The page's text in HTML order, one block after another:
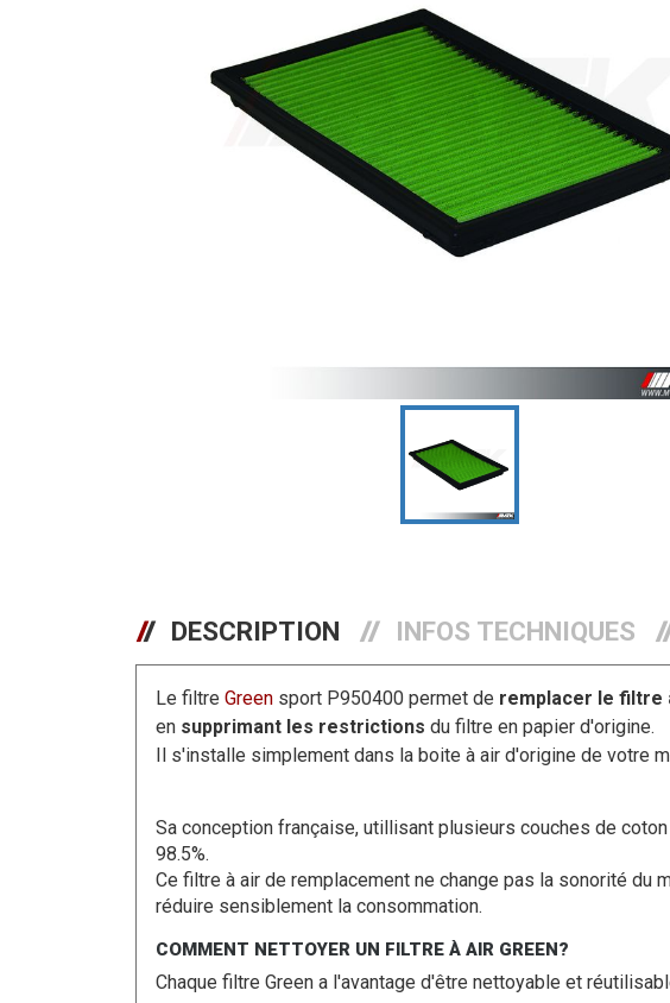
DESCRIPTION INFOS TECHNIQUES
Le filtre Green sport P950400 permet de remplacer le filtre
en supprimant les restrictions du filtre en papier d'origine.
Il s'installe simplement dans la boite à air d'origine de votre
Sa conception française, utillisant plusieurs couches de
98.5%.
Ce filtre à air de remplacement ne change pas la sonorité
réduire sensiblement la consommation.
COMMENT NETTOYER UN FILTRE À AIR GREEN?
Chaque filtre Green a l'avantage d'être nettoyable et